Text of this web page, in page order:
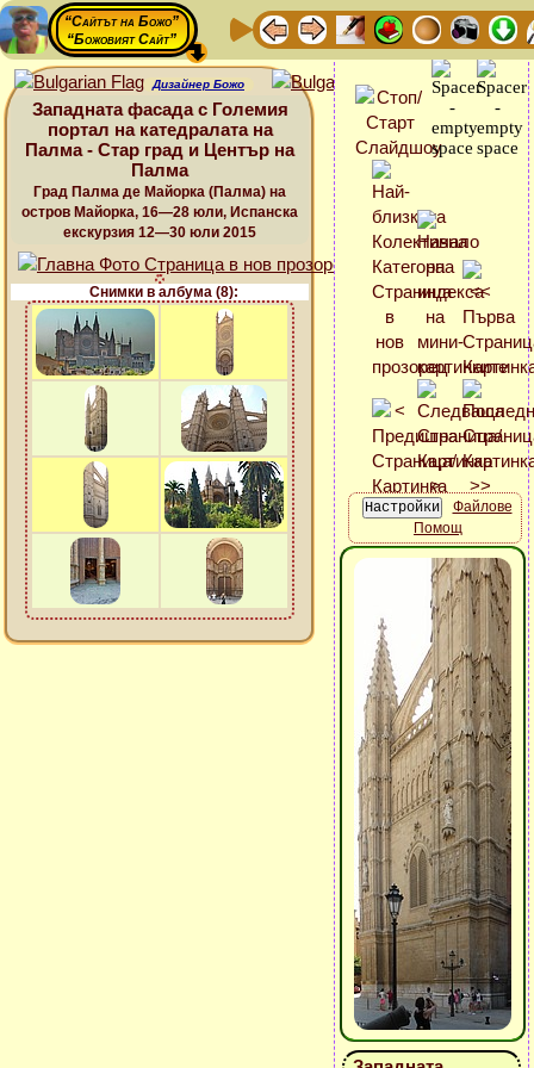
“Сайтът на Божо”
“Божовият Сайт”
Дизайнер Божо
Западната фасада с Големия
портал на катедралата на
Палма - Стар град и Център на
Палма
Град Палма де Майорка (Палма) на
остров Майорка, 16—28 юли, Испанска
екскурзия 12—30 юли 2015
Снимки в албума (8):
Файлове
Помощ